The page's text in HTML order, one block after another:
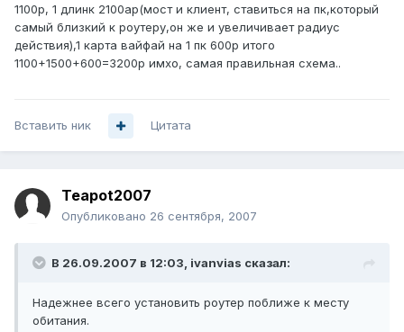
1100р, 1 длинк 2100ар(мост и клиент, ставиться на пк,который
самый близкий к роутеру,он же и увеличивает радиус
действия),1 карта вайфай на 1 пк 600р итого
1100+1500+600=3200р имхо, самая правильная схема..
Вставить ник Цитата
Teapot2007
Опубликовано 26 сентября, 2007
В 26.09.2007 в 12:03, ivanvias сказал:
Надежнее всего установить роутер поближе к месту
обитания.